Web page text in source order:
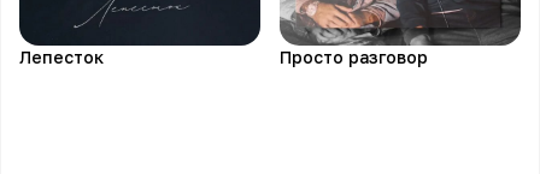
Лепесток Просто разговор